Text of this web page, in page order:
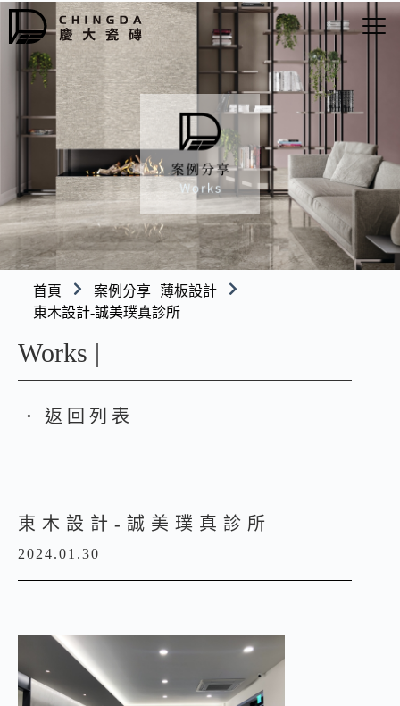
首頁 案例分享 薄板設計
東木設計-誠美璞真診所
Works |
● 返回列表
東木設計-誠美璞真診所
2024.01.30